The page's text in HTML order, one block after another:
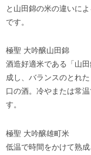
と山田錦の米の違いに
です。
極聖 大吟醸山田錦
酒造好適米である「山
成し、バランスのとれ
口の酒。冷やまたは常
す。
極聖 大吟醸雄町米
低温で時間をかけて熟